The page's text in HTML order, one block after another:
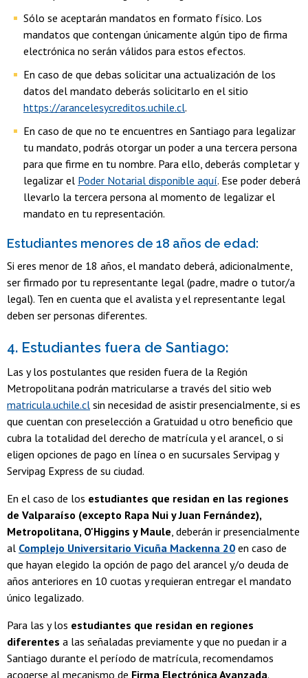
Sólo se aceptarán mandatos en formato físico. Los
mandatos que contengan únicamente algún tipo de firma
electrónica no serán válidos para estos efectos.
En caso de que debas solicitar una actualización de los
datos del mandato deberás solicitarlo en el sitio
https://arancelesycreditos.uchile.cl.
En caso de que no te encuentres en Santiago para legalizar
tu mandato, podrás otorgar un poder a una tercera persona
para que firme en tu nombre. Para ello, deberás completar y
legalizar el Poder Notarial disponible aquí. Ese poder deberá
llevarlo la tercera persona al momento de legalizar el
mandato en tu representación.
Estudiantes menores de 18 años de edad:
Si eres menor de 18 años, el mandato deberá, adicionalmente,
ser firmado por tu representante legal (padre, madre o tutor/a
legal). Ten en cuenta que el avalista y el representante legal
deben ser personas diferentes.
4. Estudiantes fuera de Santiago:
Las y los postulantes que residen fuera de la Región
Metropolitana podrán matricularse a través del sitio web
matricula.uchile.cl sin necesidad de asistir presencialmente, si es
que cuentan con preselección a Gratuidad u otro beneficio que
cubra la totalidad del derecho de matrícula y el arancel, o si
eligen opciones de pago en línea o en sucursales Servipag y
Servipag Express de su ciudad.
En el caso de los estudiantes que residan en las regiones
de Valparaíso (excepto Rapa Nui y Juan Fernández),
Metropolitana, O'Higgins y Maule, deberán ir presencialmente
al Complejo Universitario Vicuña Mackenna 20 en caso de
que hayan elegido la opción de pago del arancel y/o deuda de
años anteriores en 10 cuotas y requieran entregar el mandato
único legalizado.
Para las y los estudiantes que residan en regiones
diferentes a las señaladas previamente y que no puedan ir a
Santiago durante el período de matrícula, recomendamos
acogerse al mecanismo de Firma Electrónica Avanzada.